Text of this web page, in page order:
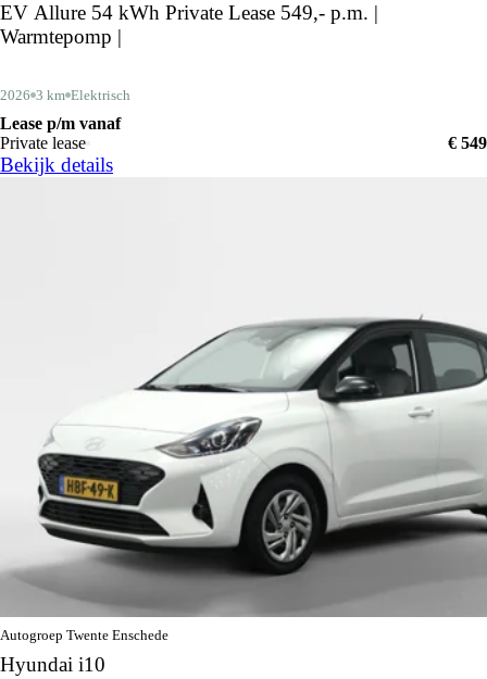
EV Allure 54 kWh Private Lease 549,- p.m. |
Warmtepomp |
2026 3 km Elektrisch
Lease p/m vanaf
Private lease
€ 549
Bekijk details
Autogroep Twente Enschede
Hyundai i10